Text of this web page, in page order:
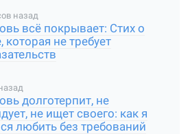
назад
всё покрывает: Стих о
которая не требует
долготерпит, не
не ищет своего: как я
любить без требований